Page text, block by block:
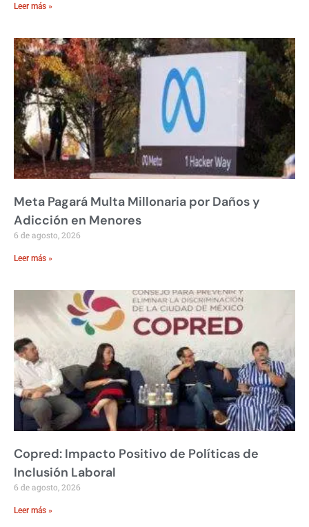
Leer más »
Meta Pagará Multa Millonaria por Daños y
Adicción en Menores
6 de agosto, 2026
Leer más »
Copred: Impacto Positivo de Políticas de
Inclusión Laboral
6 de agosto, 2026
Leer más »